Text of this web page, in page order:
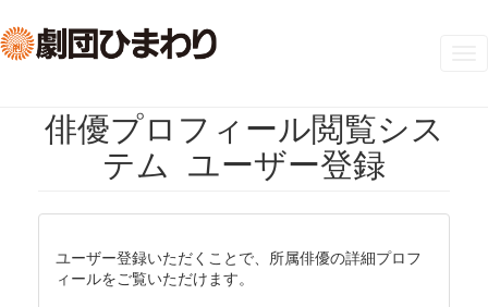
俳優プロフィール閲覧シス
テム ユーザー登録
ユーザー登録いただくことで、所属俳優の詳細プロフ
ィールをご覧いただけます。